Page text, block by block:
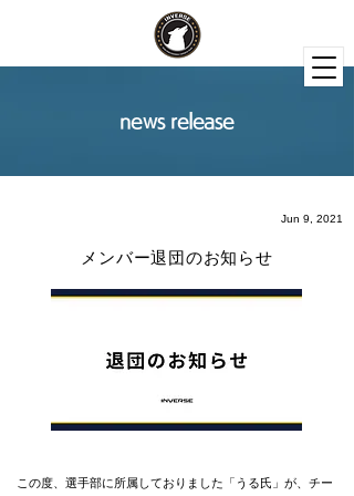
news release
Jun 9, 2021
メンバー退団のお知らせ
この度、選手部に所属しておりました「うる氏」が、チー